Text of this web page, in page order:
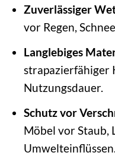
Zuverlässiger
vor Regen,
Langlebiges
strapazierfähiger
Nutzungsdauer.
Schutz vor
Möbel vor Staub,
Umwelteinflüssen.